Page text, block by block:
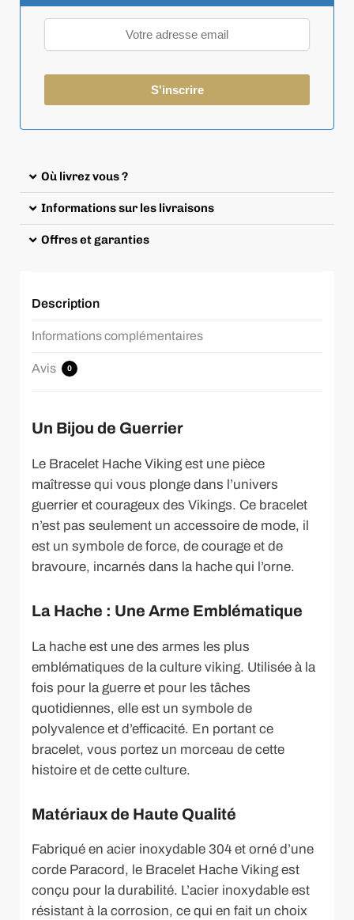
Où livrez vous ?
Informations sur les livraisons
Offres et garanties
Description
Informations complémentaires
Avis 0
Un Bijou de Guerrier
Le Bracelet Hache Viking est une pièce
maîtresse qui vous plonge dans l’univers
guerrier et courageux des Vikings. Ce bracelet
n’est pas seulement un accessoire de mode, il
est un symbole de force, de courage et de
bravoure, incarnés dans la hache qui l’orne.
La Hache : Une Arme Emblématique
La hache est une des armes les plus
emblématiques de la culture viking. Utilisée à la
fois pour la guerre et pour les tâches
quotidiennes, elle est un symbole de
polyvalence et d’efficacité. En portant ce
bracelet, vous portez un morceau de cette
histoire et de cette culture.
Matériaux de Haute Qualité
Fabriqué en acier inoxydable 304 et orné d’une
corde Paracord, le Bracelet Hache Viking est
conçu pour la durabilité. L’acier inoxydable est
résistant à la corrosion, ce qui en fait un choix